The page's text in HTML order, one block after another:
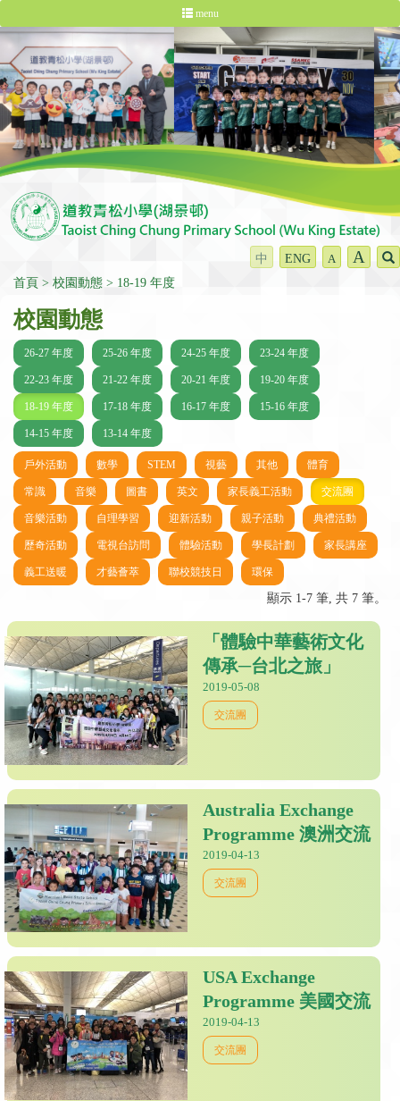
menu
中 ENG A A
首頁 校園動態 18-19 年度
校園動態
26-27 年度 25-26 年度 24-25 年度 23-24 年度
22-23 年度 21-22 年度 20-21 年度 19-20 年度
18-19 年度 17-18 年度 16-17 年度 15-16 年度
14-15 年度 13-14 年度
戶外活動 數學 STEM 視藝 其他 體育
常識 音樂 圖書 英文 家長義工活動 交流團
音樂活動 自理學習 迎新活動 親子活動 典禮活動
歷奇活動 電視台訪問 體驗活動 學長計劃 家長講座
義工送暖 才藝薈萃 聯校競技日 環保
顯示 1-7 筆, 共 7 筆。
「體驗中華藝術文化
傳承─台北之旅」
2019-05-08
交流團
Australia Exchange
Programme 澳洲交流
2019-04-13
交流團
USA Exchange
Programme 美國交流
2019-04-13
交流團